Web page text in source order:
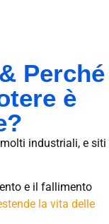
Perché
è
industriali, e siti
e il fallimento
la vita delle